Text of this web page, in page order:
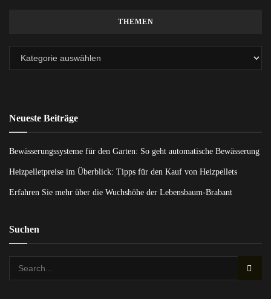
THEMEN
Neueste Beiträge
Bewässerungssysteme für den Garten: So geht automatische Bewässerung
Heizpelletpreise im Überblick: Tipps für den Kauf von Heizpellets
Erfahren Sie mehr über die Wuchshöhe der Lebensbaum-Brabant
Suchen